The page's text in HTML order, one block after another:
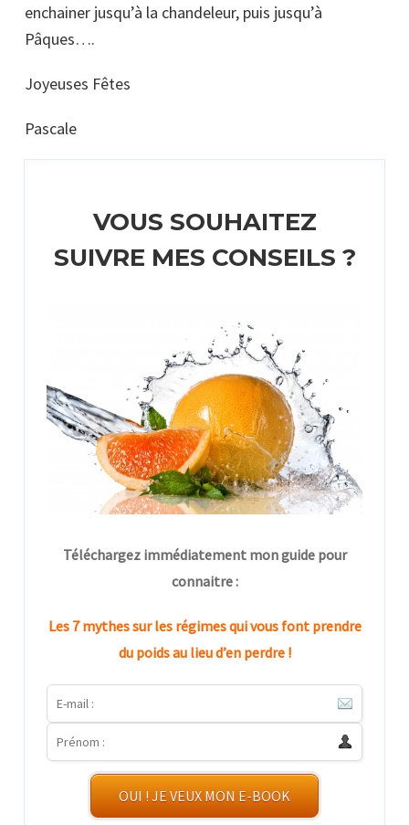
enchainer jusqu’à la chandeleur, puis jusqu’à
Pâques….
Joyeuses Fêtes
Pascale
VOUS SOUHAITEZ
SUIVRE MES CONSEILS ?
Téléchargez immédiatement mon guide pour
connaitre :
Les 7 mythes sur les régimes qui vous font prendre
du poids au lieu d’en perdre !
OUI ! JE VEUX MON E-BOOK